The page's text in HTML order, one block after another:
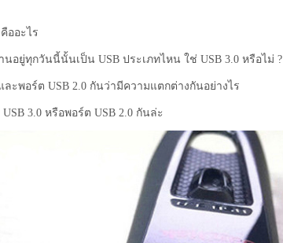
ออะไร
อยู่ทุกวันนี้นั้นเป็น USB ประเภทไหน ใช่ USB 3.0 หรือไม่ ?
ะพอร์ต USB 2.0 กันว่ามีความแตกต่างกันอย่างไร
3.0 หรือพอร์ต USB 2.0 กันล่ะ